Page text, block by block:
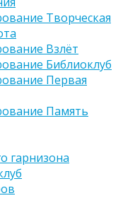
Творческая
Взлёт
Библиоклуб
Первая
Память
гарнизона